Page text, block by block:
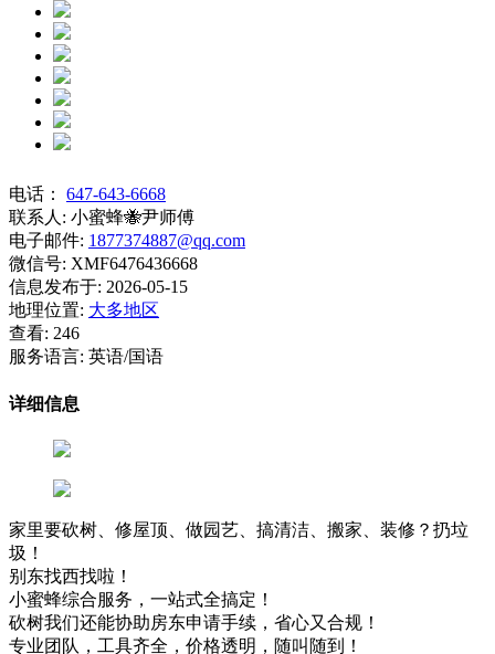
电话：
647-643-6668
联系人: 小蜜蜂🐝尹师傅
电子邮件: 1877374887@qq.com
微信号: XMF6476436668
信息发布于: 2026-05-15
地理位置: 大多地区
查看: 246
服务语言: 英语/国语
详细信息
家里要砍树、修屋顶、做园艺、搞清洁、搬家、装修？扔垃
圾！
别东找西找啦！
小蜜蜂综合服务，一站式全搞定！
砍树我们还能协助房东申请手续，省心又合规！
专业团队，工具齐全，价格透明，随叫随到！